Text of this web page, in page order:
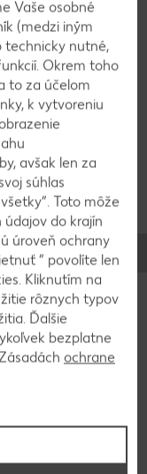
a
Vaše osobné
(medzi iným
technicky nutné,
Okrem toho
to za účelom
k vytvoreniu
avšak len za
súhlas
Toto môže
do krajín
úroveň ochrany
” povolíte len
Kliknutím na
rôznych typov
Ďalšie
bezplatne
ochrane